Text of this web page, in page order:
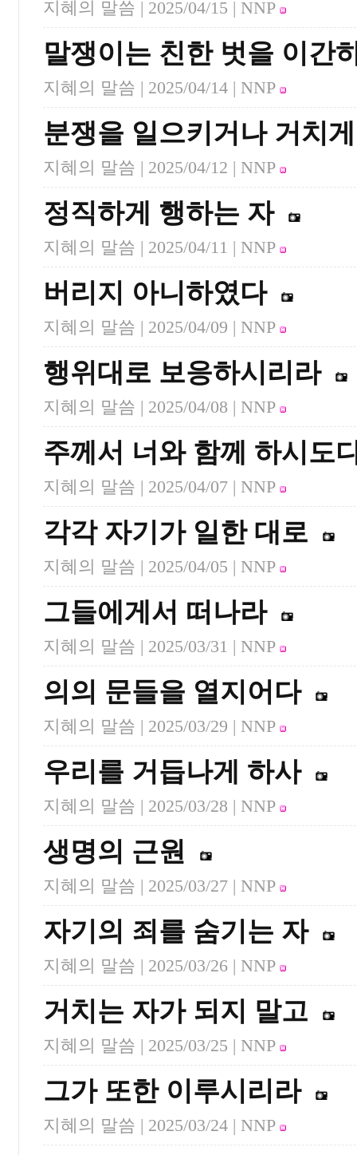
지혜의 말씀 | 2025/04/15 | NNP
말쟁이는 친한 벗을 이간
지혜의 말씀 | 2025/04/14 | NNP
분쟁을 일으키거나 거치
지혜의 말씀 | 2025/04/12 | NNP
정직하게 행하는 자
지혜의 말씀 | 2025/04/11 | NNP
버리지 아니하였다
지혜의 말씀 | 2025/04/09 | NNP
행위대로 보응하시리라
지혜의 말씀 | 2025/04/08 | NNP
주께서 너와 함께 하시도
지혜의 말씀 | 2025/04/07 | NNP
각각 자기가 일한 대로
지혜의 말씀 | 2025/04/05 | NNP
그들에게서 떠나라
지혜의 말씀 | 2025/03/31 | NNP
의의 문들을 열지어다
지혜의 말씀 | 2025/03/29 | NNP
우리를 거듭나게 하사
지혜의 말씀 | 2025/03/28 | NNP
생명의 근원
지혜의 말씀 | 2025/03/27 | NNP
자기의 죄를 숨기는 자
지혜의 말씀 | 2025/03/26 | NNP
거치는 자가 되지 말고
지혜의 말씀 | 2025/03/25 | NNP
그가 또한 이루시리라
지혜의 말씀 | 2025/03/24 | NNP